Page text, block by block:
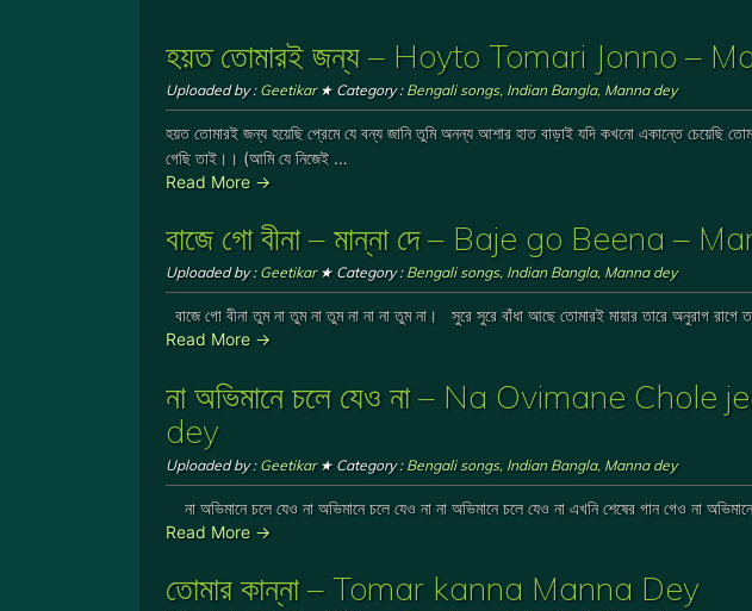
হয়ত তোমারই জন্য – Hoyto Tomari Jonno –
Uploaded by : Geetikar ★ Category : Bengali songs, Indian Bangla, Manna dey
হয়ত তোমারই জন্য হয়েছি প্রেমে যে বন্য জানি তুমি অনন্য আশার হাত বাড়াই যদি কখনো একান্তে চেয়েছি
গেছি তাই।। (আমি যে নিজেই …
Read More →
বাজে গো বীনা – মান্না দে – Baje go Beena –
Uploaded by : Geetikar ★ Category : Bengali songs, Indian Bangla, Manna dey
বাজে গো বীনা তুম না তুম না তুম না না না তুম না। সুরে সুরে বাঁধা আছে তোমারই মায়ার তারে অনুরাগ রাগে
Read More →
না অভিমানে চলে যেও না – Na Ovimane
dey
Uploaded by : Geetikar ★ Category : Bengali songs, Indian Bangla, Manna dey
না অভিমানে চলে যেও না অভিমানে চলে যেও না না অভিমানে চলে যেও না এখনি শেষের গান গেও না
Read More →
তোমার কান্না – Tomar kanna Manna Dey